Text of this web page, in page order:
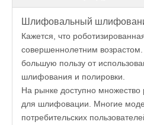
Шлифовальный
Кажется, что
совершеннолетним
большую пользу от
шлифования и полировки.
На рынке доступно множество
для шлифовации. Многие
потребительских